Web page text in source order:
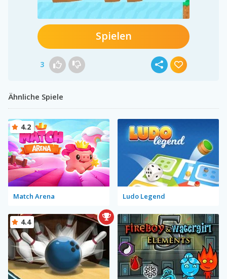
Spielen
3
Ähnliche Spiele
Match Arena
4.2
Ludo Legend
4.4